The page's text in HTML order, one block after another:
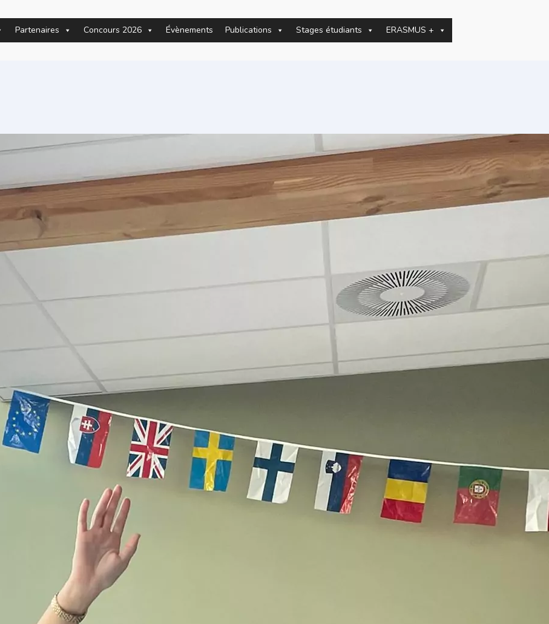
Partenaires Concours 2026 Évènements Publications Stages étudiants ERASMUS +